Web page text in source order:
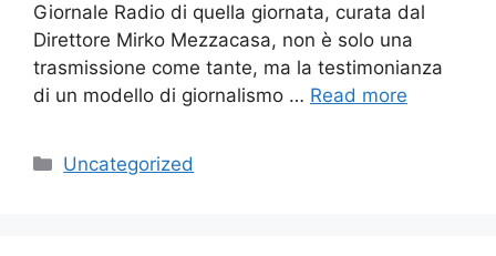
Giornale Radio di quella giornata, curata dal
Direttore Mirko Mezzacasa, non è solo una
trasmissione come tante, ma la testimonianza
di un modello di giornalismo … Read more
Categories
Uncategorized